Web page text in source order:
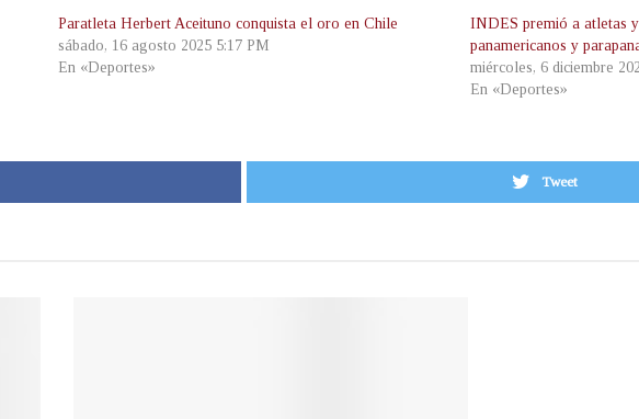
Paratleta Herbert Aceituno conquista el oro en Chile
sábado, 16 agosto 2025 5:17 PM
En «Deportes»
INDES premió a atletas
panamericanos y
miércoles, 6 diciembre
En «Deportes»
Tweet